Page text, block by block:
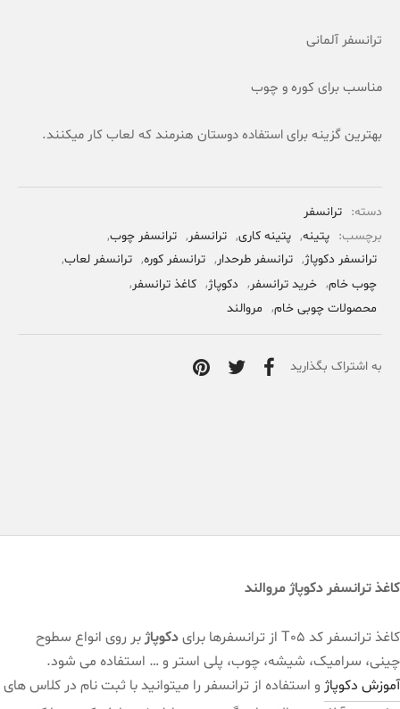
ترانسفر آلمانی
مناسب برای کوره و چوب
بهترین گزینه برای استفاده دوستان هنرمند که لعاب کار میکنند.
دسته: ترانسفر
برچسب: پتینه, پتینه کاری, ترانسفر, ترانسفر چوب,
ترانسفر دکوپاژ, ترانسفر طرحدار, ترانسفر کوره, ترانسفر لعاب,
چوب خام, خرید ترانسفر , دکوپاژ, کاغذ ترانسفر ,
محصولات چوبی خام, مروالند
به اشتراک بگذارید
کاغذ ترانسفر دکوپاژ مروالند
کاغذ ترانسفر کد T05 از ترانسفرها برای دکوپاژبر روی انواع سطوح
چینی، سرامیک، شیشه، چوب، پلی استر و … استفاده می شود.
آموزش دکوپاژ و استفاده از ترانسفر را میتوانید با ثبت نام در کلاس های